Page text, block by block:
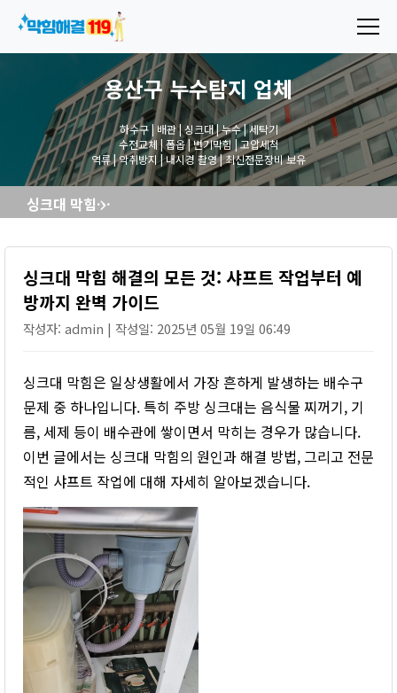
용산구 누수탐지 업체
하수구 | 배관 | 싱크대 | 누수 | 세탁기
수전교체 | 폽옵 | 변기막힘 | 고압세척
역류 | 악취방지 | 내시경 촬영 | 최신전문장비 보유
싱크대 막힘 해결의 모든 것: 샤프트 작업부터 예방까지 완벽 가이드
싱크대 막힘 해결의 모든 것: 샤프트 작업부터 예
방까지 완벽 가이드
작성자: admin | 작성일: 2025년 05월 19일 06:49
싱크대 막힘은 일상생활에서 가장 흔하게 발생하는 배수구
문제 중 하나입니다. 특히 주방 싱크대는 음식물 찌꺼기, 기
름, 세제 등이 배수관에 쌓이면서 막히는 경우가 많습니다.
이번 글에서는 싱크대 막힘의 원인과 해결 방법, 그리고 전문
적인 샤프트 작업에 대해 자세히 알아보겠습니다.